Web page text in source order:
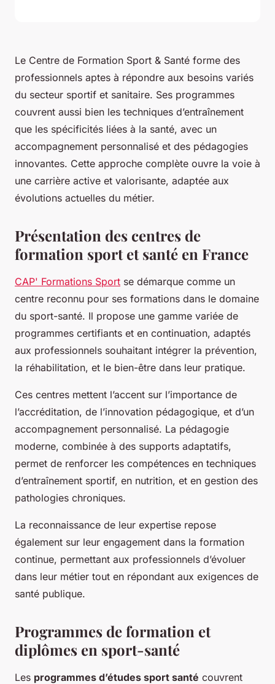
Le Centre de Formation Sport & Santé forme des
professionnels aptes à répondre aux besoins variés
du secteur sportif et sanitaire. Ses programmes
couvrent aussi bien les techniques d’entraînement
que les spécificités liées à la santé, avec un
accompagnement personnalisé et des pédagogies
innovantes. Cette approche complète ouvre la voie à
une carrière active et valorisante, adaptée aux
évolutions actuelles du métier.
Présentation des centres de
formation sport et santé en France
CAP' Formations Sport se démarque comme un
centre reconnu pour ses formations dans le domaine
du sport-santé. Il propose une gamme variée de
programmes certifiants et en continuation, adaptés
aux professionnels souhaitant intégrer la prévention,
la réhabilitation, et le bien-être dans leur pratique.
Ces centres mettent l’accent sur l’importance de
l’accréditation, de l’innovation pédagogique, et d’un
accompagnement personnalisé. La pédagogie
moderne, combinée à des supports adaptatifs,
permet de renforcer les compétences en techniques
d’entraînement sportif, en nutrition, et en gestion des
pathologies chroniques.
La reconnaissance de leur expertise repose
également sur leur engagement dans la formation
continue, permettant aux professionnels d’évoluer
dans leur métier tout en répondant aux exigences de
santé publique.
Programmes de formation et
diplômes en sport-santé
Les programmes d’études sport santé couvrent